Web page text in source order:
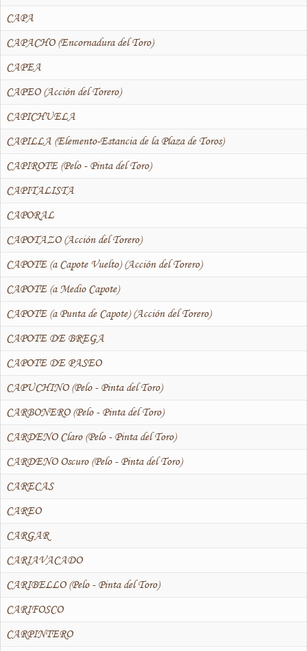
CAPA
CAPACHO (Encornadura del Toro)
CAPEA
CAPEO (Acción del Torero)
CAPICHUELA
CAPILLA (Elemento-Estancia de la Plaza de Toros)
CAPIROTE (Pelo - Pinta del Toro)
CAPITALISTA
CAPORAL
CAPOTAZO (Acción del Torero)
CAPOTE (a Capote Vuelto) (Acción del Torero)
CAPOTE (a Medio Capote)
CAPOTE (a Punta de Capote) (Acción del Torero)
CAPOTE DE BREGA
CAPOTE DE PASEO
CAPUCHINO (Pelo - Pinta del Toro)
CARBONERO (Pelo - Pinta del Toro)
CARDENO Claro (Pelo - Pinta del Toro)
CARDENO Oscuro (Pelo - Pinta del Toro)
CARECAS
CAREO
CARGAR
CARIAVACADO
CARIBELLO (Pelo - Pinta del Toro)
CARIFOSCO
CARPINTERO